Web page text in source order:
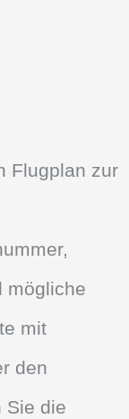
Flugplan zur
mögliche
mit
den
Sie die